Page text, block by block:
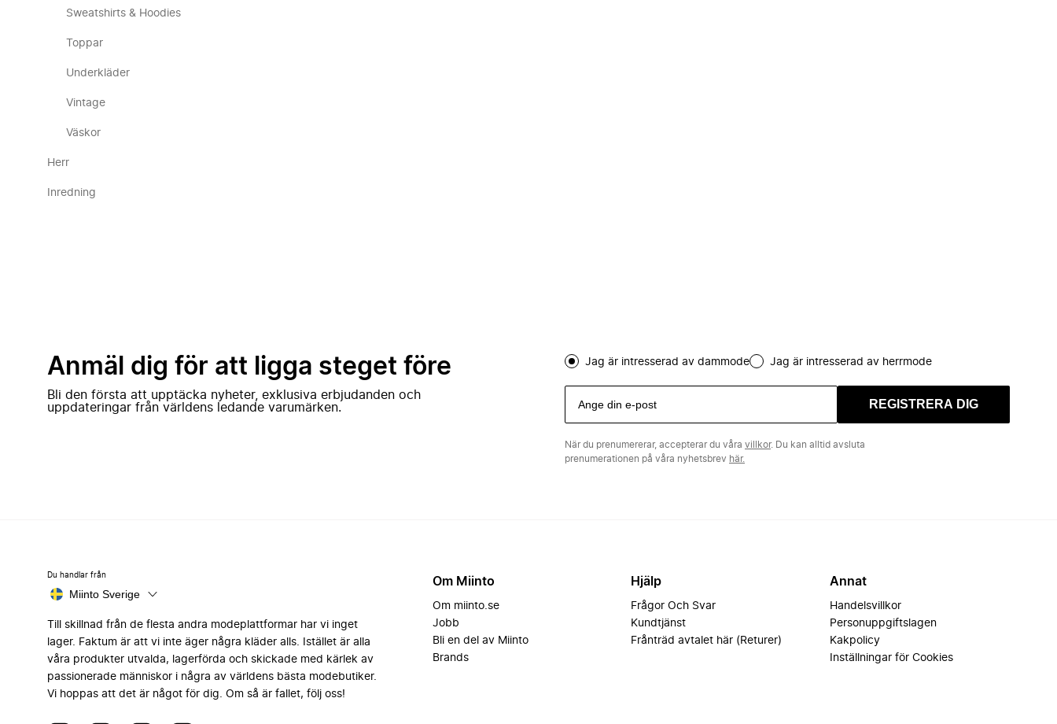
Sweatshirts & Hoodies
Toppar
Underkläder
Vintage
Väskor
Herr
Inredning
Anmäl dig för att ligga steget före
Bli den första att upptäcka nyheter, exklusiva erbjudanden och
uppdateringar från världens ledande varumärken.
Jag är intresserad av dammode Jag är intresserad av herrmode
REGISTRERA DIG
När du prenumererar, accepterar du våra villkor. Du kan alltid avsluta
prenumerationen på våra nyhetsbrev här.
Du handlar från
Miinto Sverige
Till skillnad från de flesta andra modeplattformar har vi inget
lager. Faktum är att vi inte äger några kläder alls. Istället är alla
våra produkter utvalda, lagerförda och skickade med kärlek av
passionerade människor i några av världens bästa modebutiker.
Vi hoppas att det är något för dig. Om så är fallet, följ oss!
Om Miinto
Om miinto.se
Jobb
Bli en del av Miinto
Brands
Hjälp
Frågor Och Svar
Kundtjänst
Frånträd avtalet här (Returer)
Annat
Handelsvillkor
Personuppgiftslagen
Kakpolicy
Inställningar för Cookies